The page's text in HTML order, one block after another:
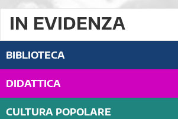
IN EVIDENZA
BIBLIOTECA
DIDATTICA
CULTURA POPOLARE